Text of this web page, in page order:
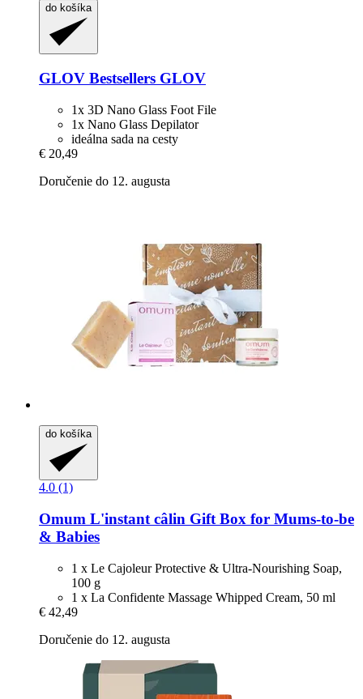
do košíka
GLOV Bestsellers GLOV
1x 3D Nano Glass Foot File
1x Nano Glass Depilator
ideálna sada na cesty
€ 20,49
Doručenie do 12. augusta
do košíka
4.0 (1)
Omum L'instant câlin Gift Box for Mums-​to-​be
& Babies
1 x Le Cajoleur Protective & Ultra-Nourishing Soap,
100 g
1 x La Confidente Massage Whipped Cream, 50 ml
€ 42,49
Doručenie do 12. augusta